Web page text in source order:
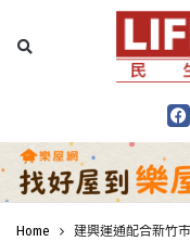
Home 建興運通配合新竹